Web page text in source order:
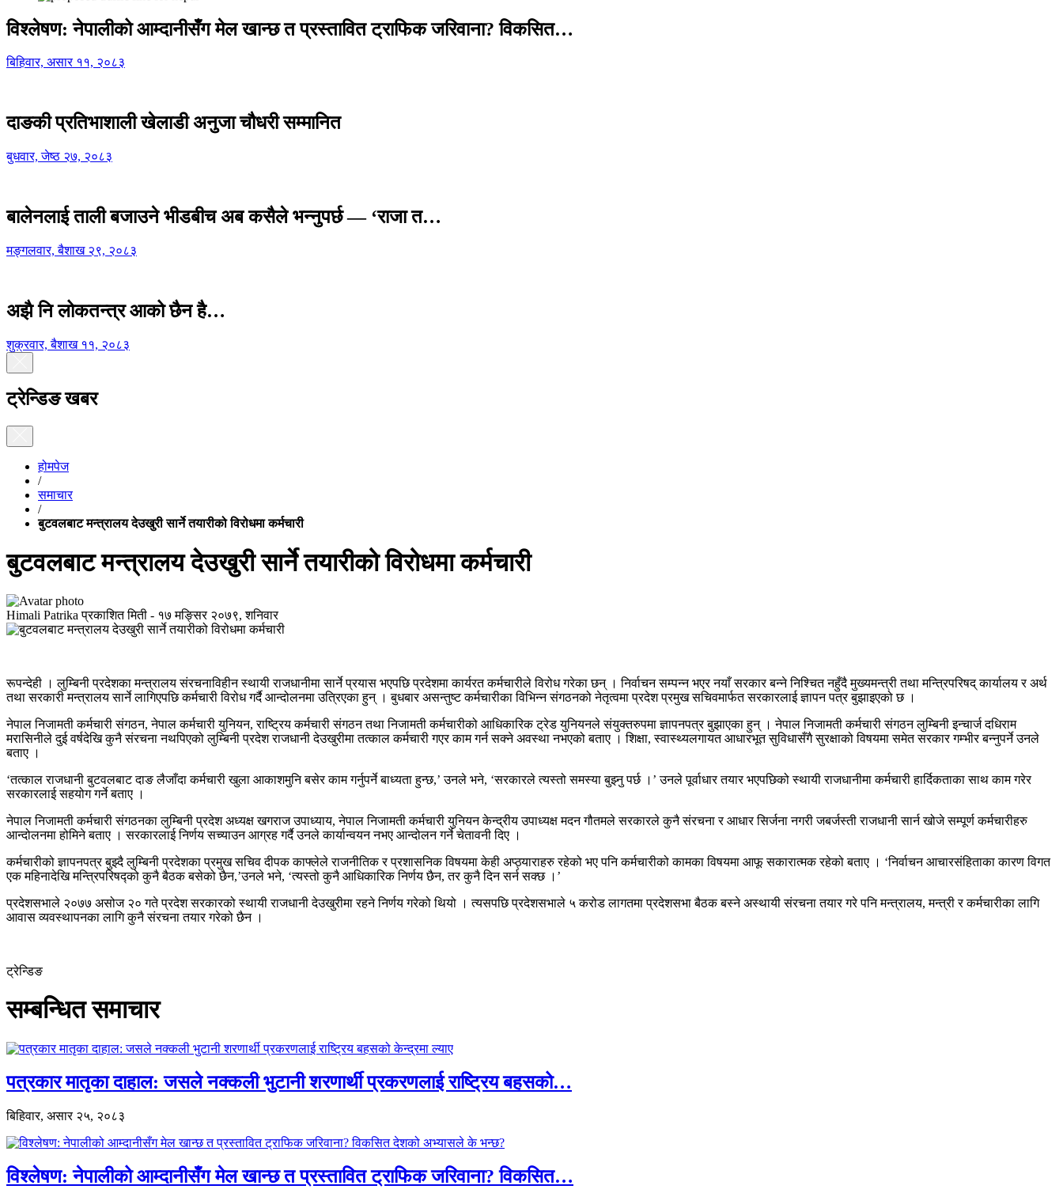
विश्लेषण: नेपालीको आम्दानीसँग मेल खान्छ त प्रस्तावित ट्राफिक जरिवाना? विकसित…
बिहिवार, असार ११, २०८३
दाङकी प्रतिभाशाली खेलाडी अनुजा चौधरी सम्मानित
बुधवार, जेष्ठ २७, २०८३
बालेनलाई ताली बजाउने भीडबीच अब कसैले भन्नुपर्छ — ‘राजा त…
मङ्गलवार, बैशाख २९, २०८३
अझै नि लोकतन्त्र आको छैन है…
शुक्रवार, बैशाख ११, २०८३
ट्रेन्डिङ खबर
होमपेज
/
समाचार
/
बुटवलबाट मन्त्रालय देउखुरी सार्ने तयारीको विरोधमा कर्मचारी
बुटवलबाट मन्त्रालय देउखुरी सार्ने तयारीको विरोधमा कर्मचारी
Himali Patrika प्रकाशित मिती - १७ मङ्सिर २०७९, शनिवार
रूपन्देही । लुम्बिनी प्रदेशका मन्त्रालय संरचनाविहीन स्थायी राजधानीमा सार्ने प्रयास भएपछि प्रदेशमा कार्यरत कर्मचारीले विरोध गरेका छन् । निर्वाचन सम्पन्न भएर नयाँ सरकार बन्ने निश्चित नहुँदै मुख्यमन्त्री तथा मन्त्रिपरिषद् कार्यालय र अर्थ
तथा सरकारी मन्त्रालय सार्ने लागिएपछि कर्मचारी विरोध गर्दै आन्दोलनमा उत्रिएका हुन् । बुधबार असन्तुष्ट कर्मचारीका विभिन्न संगठनको नेतृत्वमा प्रदेश प्रमुख सचिवमार्फत सरकारलाई ज्ञापन पत्र बुझाइएको छ ।
नेपाल निजामती कर्मचारी संगठन, नेपाल कर्मचारी युनियन, राष्ट्रिय कर्मचारी संगठन तथा निजामती कर्मचारीको आधिकारिक ट्रेड युनियनले संयुक्तरुपमा ज्ञापनपत्र बुझाएका हुन् । नेपाल निजामती कर्मचारी संगठन लुम्बिनी इन्चार्ज दधिराम
मरासिनीले दुई वर्षदेखि कुनै संरचना नथपिएको लुम्बिनी प्रदेश राजधानी देउखुरीमा तत्काल कर्मचारी गएर काम गर्न सक्ने अवस्था नभएको बताए । शिक्षा, स्वास्थ्यलगायत आधारभूत सुविधासँगै सुरक्षाको विषयमा समेत सरकार गम्भीर बन्नुपर्ने उनले
बताए ।
‘तत्काल राजधानी बुटवलबाट दाङ लैजाँदा कर्मचारी खुला आकाशमुनि बसेर काम गर्नुपर्ने बाध्यता हुन्छ,’ उनले भने, ‘सरकारले त्यस्तो समस्या बुझ्नु पर्छ ।’ उनले पूर्वाधार तयार भएपछिको स्थायी राजधानीमा कर्मचारी हार्दिकताका साथ काम गरेर
सरकारलाई सहयोग गर्ने बताए ।
नेपाल निजामती कर्मचारी संगठनका लुम्बिनी प्रदेश अध्यक्ष खगराज उपाध्याय, नेपाल निजामती कर्मचारी युनियन केन्द्रीय उपाध्यक्ष मदन गौतमले सरकारले कुनै संरचना र आधार सिर्जना नगरी जबर्जस्ती राजधानी सार्न खोजे सम्पूर्ण कर्मचारीहरु
आन्दोलनमा होमिने बताए । सरकारलाई निर्णय सच्याउन आग्रह गर्दै उनले कार्यान्वयन नभए आन्दोलन गर्ने चेतावनी दिए ।
कर्मचारीको ज्ञापनपत्र बुझ्दै लुम्बिनी प्रदेशका प्रमुख सचिव दीपक काफ्लेले राजनीतिक र प्रशासनिक विषयमा केही अप्ठ्याराहरु रहेको भए पनि कर्मचारीको कामका विषयमा आफू सकारात्मक रहेको बताए । ‘निर्वाचन आचारसंहिताका कारण विगत
एक महिनादेखि मन्त्रिपरिषद्को कुनै बैठक बसेको छैन,’उनले भने, ‘त्यस्तो कुनै आधिकारिक निर्णय छैन, तर कुनै दिन सर्न सक्छ ।’
प्रदेशसभाले २०७७ असोज २० गते प्रदेश सरकारको स्थायी राजधानी देउखुरीमा रहने निर्णय गरेको थियो । त्यसपछि प्रदेशसभाले ५ करोड लागतमा प्रदेशसभा बैठक बस्ने अस्थायी संरचना तयार गरे पनि मन्त्रालय, मन्त्री र कर्मचारीका लागि
आवास व्यवस्थापनका लागि कुनै संरचना तयार गरेको छैन ।
ट्रेन्डिङ
सम्बन्धित समाचार
पत्रकार मातृका दाहाल: जसले नक्कली भुटानी शरणार्थी प्रकरणलाई राष्ट्रिय बहसको…
बिहिवार, असार २५, २०८३
विश्लेषण: नेपालीको आम्दानीसँग मेल खान्छ त प्रस्तावित ट्राफिक जरिवाना? विकसित…